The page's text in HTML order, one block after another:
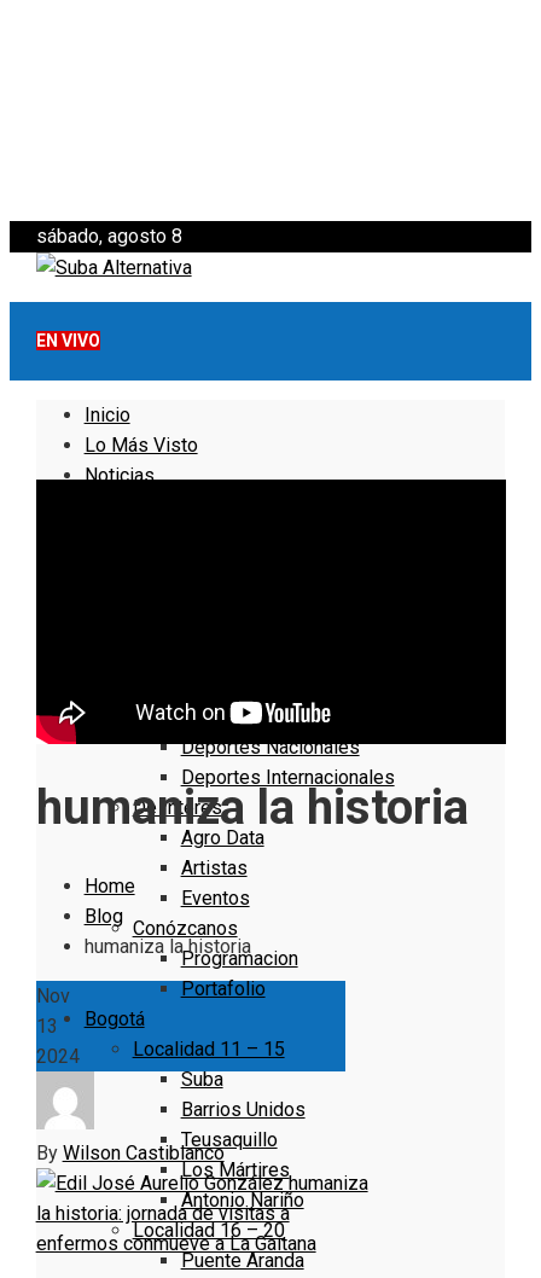
sábado, agosto 8
EN VIVO
Inicio
Lo Más Visto
Noticias
Deportes Locales
Deportes Nacionales
Deportes Internacionales
De Interés
Agro Data
Artistas
Eventos
Conózcanos
Programacion
Portafolio
Bogotá
Localidad 11 – 15
Suba
Barrios Unidos
Teusaquillo
Los Mártires
Antonio Nariño
Localidad 16 – 20
Puente Aranda
humaniza la historia
Home
Blog
humaniza la historia
Nov
13
2024
By Wilson Castiblanco